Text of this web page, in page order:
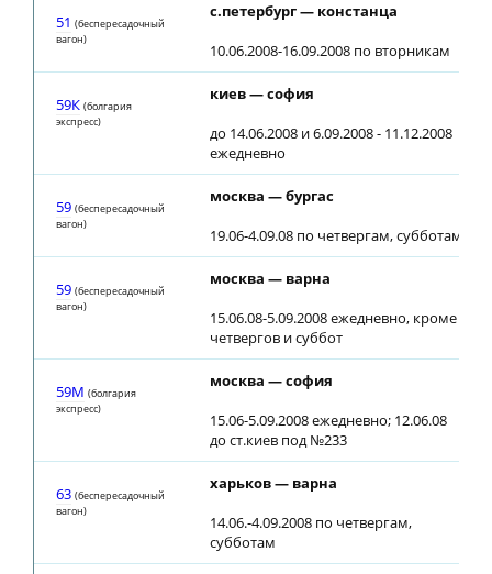
51 (беспересадочный
вагон)
с.петербург — констанца
10.06.2008-16.09.2008 по вторникам
59К (болгария
экспресс)
киев — софия
до 14.06.2008 и 6.09.2008 - 11.12.2008
ежедневно
59 (беспересадочный
вагон)
москва — бургас
19.06-4.09.08 по четвергам, субботам
59 (беспересадочный
вагон)
москва — варна
15.06.08-5.09.2008 ежедневно, кроме
четвергов и суббот
59М (болгария
экспресс)
москва — софия
15.06-5.09.2008 ежедневно; 12.06.08
до ст.киев под №233
63 (беспересадочный
вагон)
харьков — варна
14.06.-4.09.2008 по четвергам,
субботам